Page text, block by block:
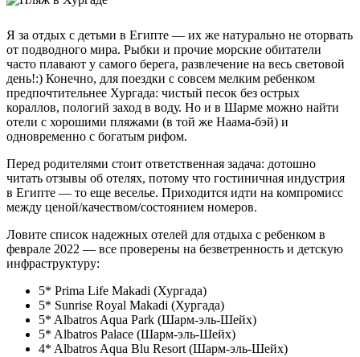
Я за отдых с детьми в Египте — их же натурально не оторвать
от подводного мира. Рыбки и прочие морские обитатели
часто плавают у самого берега, развлечение на весь световой
день!:) Конечно, для поездки с совсем мелким ребенком
предпочтительнее Хургада: чистый песок без острых
кораллов, пологий заход в воду. Но и в Шарме можно найти
отели с хорошими пляжами (в той же Наама-бэй) и
одновременно с богатым рифом.
Перед родителями стоит ответственная задача: дотошно
читать отзывы об отелях, потому что гостиничная индустрия
в Египте — то еще веселье. Приходится идти на компромисс
между ценой/качеством/состоянием номеров.
Ловите список надежных отелей для отдыха с ребенком в
феврале 2022 — все проверены на безветренность и детскую
инфраструктуру:
5* Prima Life Makadi (Хургада)
5* Sunrise Royal Makadi (Хургада)
5* Albatros Aqua Park (Шарм-эль-Шейх)
5* Albatros Palace (Шарм-эль-Шейх)
4* Albatros Aqua Blu Resort (Шарм-эль-Шейх)